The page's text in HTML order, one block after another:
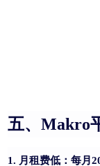
五、Makro
1. 月租费低：每月